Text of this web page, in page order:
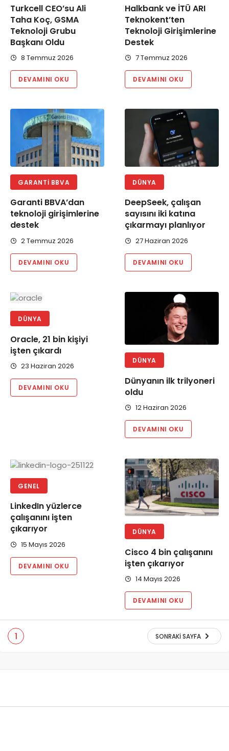
Turkcell CEO’su Ali
Taha Koç, GSMA
Teknoloji Grubu
Başkanı Oldu
8 Temmuz 2026
DEVAMINI OKU
Halkbank ve İTÜ ARI
Teknokent’ten
Teknoloji Girişimlerine
Destek
7 Temmuz 2026
DEVAMINI OKU
GARANTI BBVA
Garanti BBVA’dan
teknoloji girişimlerine
destek
2 Temmuz 2026
DEVAMINI OKU
DÜNYA
DeepSeek, çalışan
sayısını iki katına
çıkarmayı planlıyor
27 Haziran 2026
DEVAMINI OKU
DÜNYA
Oracle, 21 bin kişiyi
işten çıkardı
23 Haziran 2026
DEVAMINI OKU
DÜNYA
Dünyanın ilk trilyoneri
oldu
12 Haziran 2026
DEVAMINI OKU
GENEL
LinkedIn yüzlerce
çalışanını işten
çıkarıyor
15 Mayıs 2026
DEVAMINI OKU
DÜNYA
Cisco 4 bin çalışanını
işten çıkarıyor
14 Mayıs 2026
DEVAMINI OKU
1 SONRAKI SAYFA